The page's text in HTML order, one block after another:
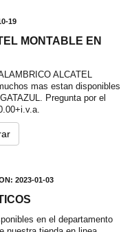
19
MONTABLE EN
ALCATEL
mas estan disponibles
Pregunta por el
2023-01-03
en el departamento